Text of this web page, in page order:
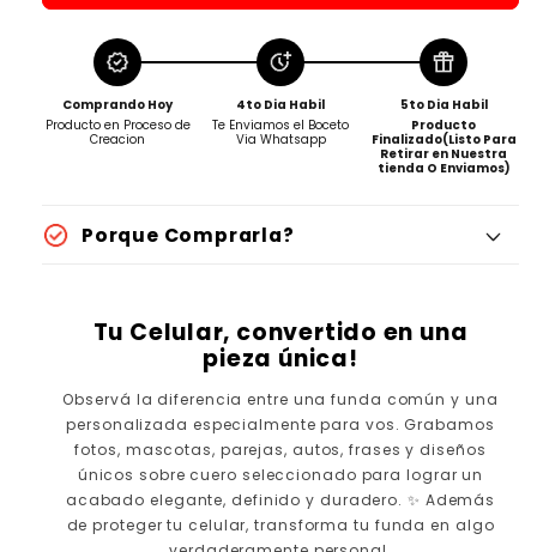
Comprando Hoy
Producto en Proceso de
Creacion
4to Dia Habil
Te Enviamos el Boceto
Via Whatsapp
5to Dia Habil
Producto
Finalizado(Listo Para
Retirar en Nuestra
tienda O Enviamos)
Porque Comprarla?
Tu Celular, convertido en una
pieza única!
Observá la diferencia entre una funda común y una
personalizada especialmente para vos. Grabamos
fotos, mascotas, parejas, autos, frases y diseños
únicos sobre cuero seleccionado para lograr un
acabado elegante, definido y duradero. ✨ Además
de proteger tu celular, transforma tu funda en algo